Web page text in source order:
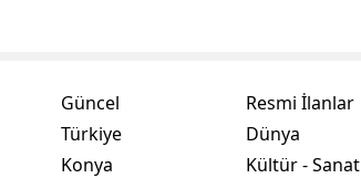
Tokat
Trabzon
Güncel
Türkiye
Konya
Resmi İlanlar
Dünya
Kültür - Sanat